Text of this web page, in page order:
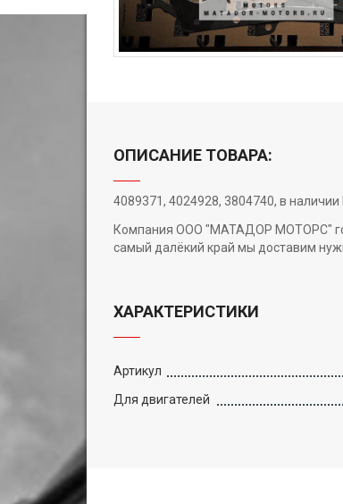
ОПИСАНИЕ ТОВАРА:
4089371, 4024928, 3804740, в
Компания ООО "МАТАДОР МОТОРС"
самый далёкий край мы доставим
ХАРАКТЕРИСТИКИ
Артикул
Для двигателей